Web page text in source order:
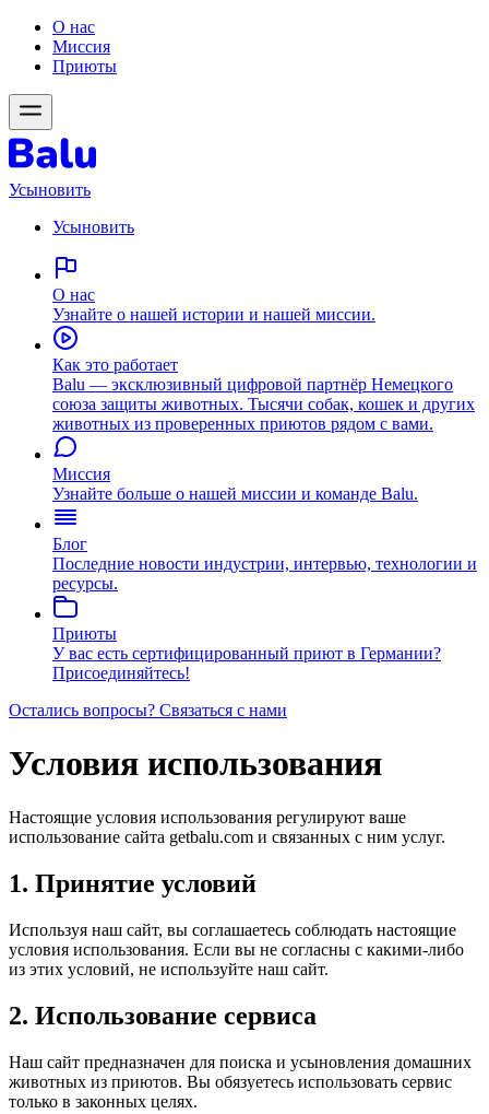
О нас
Миссия
Приюты
Усыновить
Усыновить
О нас
Узнайте о нашей истории и нашей миссии.
Как это работает
Balu — эксклюзивный цифровой партнёр Немецкого
союза защиты животных. Тысячи собак, кошек и других
животных из проверенных приютов рядом с вами.
Миссия
Узнайте больше о нашей миссии и команде Balu.
Блог
Последние новости индустрии, интервью, технологии и
ресурсы.
Приюты
У вас есть сертифицированный приют в Германии?
Присоединяйтесь!
Остались вопросы? Связаться с нами
Условия использования
Настоящие условия использования регулируют ваше
использование сайта getbalu.com и связанных с ним услуг.
1. Принятие условий
Используя наш сайт, вы соглашаетесь соблюдать настоящие
условия использования. Если вы не согласны с какими-либо
из этих условий, не используйте наш сайт.
2. Использование сервиса
Наш сайт предназначен для поиска и усыновления домашних
животных из приютов. Вы обязуетесь использовать сервис
только в законных целях.